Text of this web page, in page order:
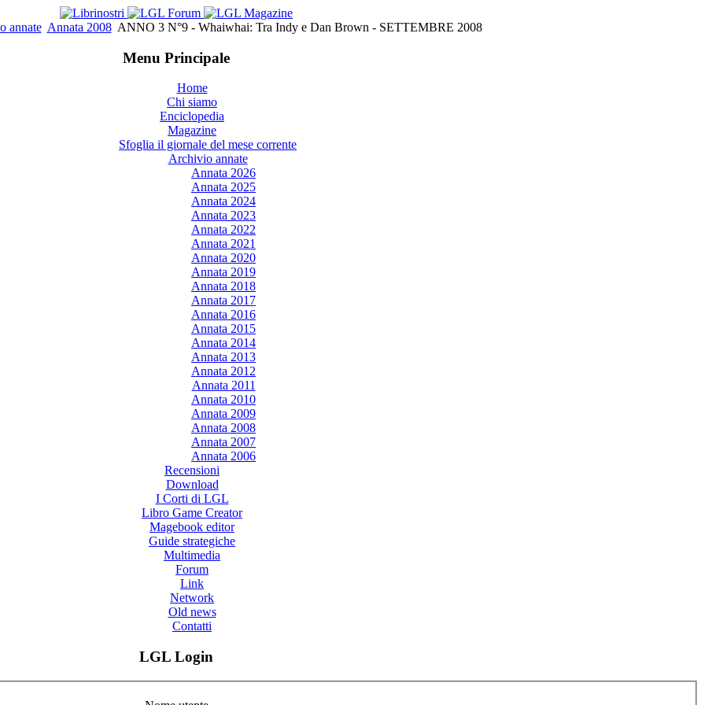
annate Annata 2008 ANNO 3 N°9 - Whaiwhai: Tra Indy e Dan Brown - SETTEMBRE 2008
Menu Principale
Home
Chi siamo
Enciclopedia
Magazine
Sfoglia il giornale del mese corrente
Archivio annate
Annata 2026
Annata 2025
Annata 2024
Annata 2023
Annata 2022
Annata 2021
Annata 2020
Annata 2019
Annata 2018
Annata 2017
Annata 2016
Annata 2015
Annata 2014
Annata 2013
Annata 2012
Annata 2011
Annata 2010
Annata 2009
Annata 2008
Annata 2007
Annata 2006
Recensioni
Download
I Corti di LGL
Libro Game Creator
Magebook editor
Guide strategiche
Multimedia
Forum
Link
Network
Old news
Contatti
LGL Login